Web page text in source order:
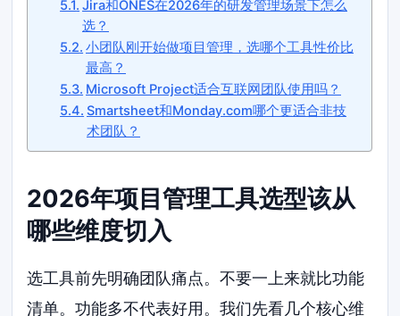
Jira和ONES在2026年的研发管理场景下怎么
选？
小团队刚开始做项目管理，选哪个工具性价比
最高？
Microsoft Project适合互联网团队使用吗？
Smartsheet和Monday.com哪个更适合非技
术团队？
2026年项目管理工具选型该从
哪些维度切入
选工具前先明确团队痛点。不要一上来就比功能
清单。功能多不代表好用。我们先看几个核心维